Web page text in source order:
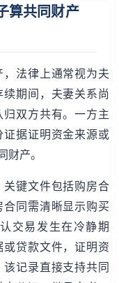
算共同财产
法律上通常视为夫
期间，夫妻关系尚
双方共有。一方主
据证明资金来源或
产。
键文件包括购房合
同需清晰显示购买
交易发生在冷静期
贷款文件，证明资
记录直接支持共同